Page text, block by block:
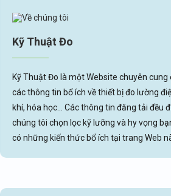
Kỹ Thuật Đo
Kỹ Thuật Đo là một Website chuyên cung
các thông tin bổ ích về thiết bị đo lường
khí, hóa học... Các thông tin đăng tải đều
chúng tôi chọn lọc kỹ lưỡng và hy vọng
có những kiến thức bổ ích tại trang Web